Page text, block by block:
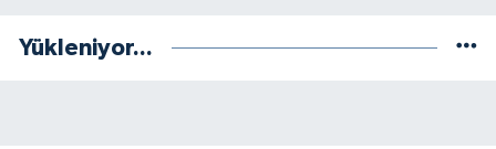
Yükleniyor...